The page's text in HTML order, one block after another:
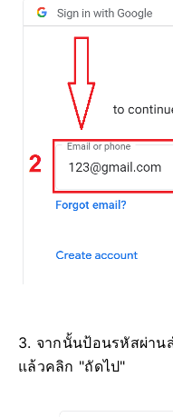
3. จากนั้นป้อนรหัสผ่า
แล้วคลิก "ถัดไป"